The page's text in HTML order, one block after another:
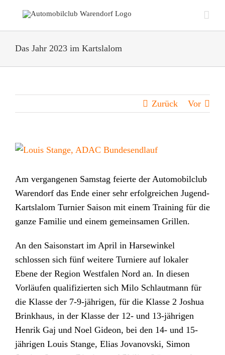
Das Jahr 2023 im Kartslalom
Zurück Vor
Zeige
Bild
Am vergangenen Samstag feierte der Automobilclub
Warendorf das Ende einer sehr erfolgreichen Jugend-
Kartslalom Turnier Saison mit einem Training für die
ganze Familie und einem gemeinsamen Grillen.
An den Saisonstart im April in Harsewinkel
schlossen sich fünf weitere Turniere auf lokaler
Ebene der Region Westfalen Nord an. In diesen
Vorläufen qualifizierten sich Milo Schlautmann für
die Klasse der 7-9-jährigen, für die Klasse 2 Joshua
Brinkhaus, in der Klasse der 12- und 13-jährigen
Henrik Gaj und Noel Gideon, bei den 14- und 15-
jährigen Louis Stange, Elias Jovanovski, Simon